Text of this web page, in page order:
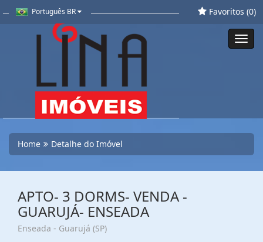
Português BR Favoritos (0)
Home Detalhe do Imóvel
APTO- 3 DORMS- VENDA -
GUARUJÁ- ENSEADA
Enseada - Guarujá (SP)